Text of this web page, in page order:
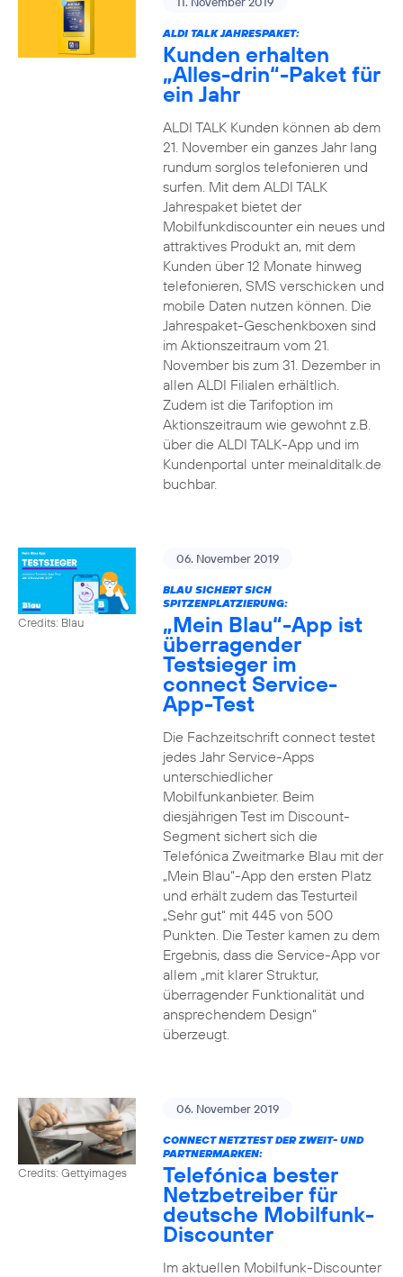
ALDI TALK JAHRESPAKET:
Kunden erhalten
„Alles-drin“-Paket für
ein Jahr
ALDI TALK Kunden können ab dem
21. November ein ganzes Jahr lang
rundum sorglos telefonieren und
surfen. Mit dem ALDI TALK
Jahrespaket bietet der
Mobilfunkdiscounter ein neues und
attraktives Produkt an, mit dem
Kunden über 12 Monate hinweg
telefonieren, SMS verschicken und
mobile Daten nutzen können. Die
Jahrespaket-Geschenkboxen sind
im Aktionszeitraum vom 21.
November bis zum 31. Dezember in
allen ALDI Filialen erhältlich.
Zudem ist die Tarifoption im
Aktionszeitraum wie gewohnt z.B.
über die ALDI TALK-App und im
Kundenportal unter meinalditalk.de
buchbar.
Credits: Blau
06. November 2019
BLAU SICHERT SICH
SPITZENPLATZIERUNG:
„Mein Blau“-App ist
überragender
Testsieger im
connect Service-
App-Test
Die Fachzeitschrift connect testet
jedes Jahr Service-Apps
unterschiedlicher
Mobilfunkanbieter. Beim
diesjährigen Test im Discount-
Segment sichert sich die
Telefónica Zweitmarke Blau mit der
„Mein Blau“-App den ersten Platz
und erhält zudem das Testurteil
„Sehr gut“ mit 445 von 500
Punkten. Die Tester kamen zu dem
Ergebnis, dass die Service-App vor
allem „mit klarer Struktur,
überragender Funktionalität und
ansprechendem Design“
überzeugt.
Credits: Gettyimages
06. November 2019
CONNECT NETZTEST DER ZWEIT- UND
PARTNERMARKEN:
Telefónica bester
Netzbetreiber für
deutsche Mobilfunk-
Discounter
Im aktuellen Mobilfunk-Discounter